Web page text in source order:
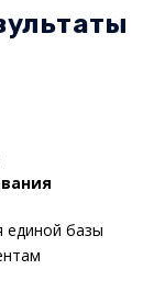
единой базы